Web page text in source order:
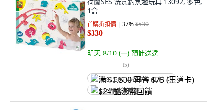
1盒
首購折扣價 37%$530
$330
明天 8/10 (一) 預計送達
(5)
满 $1,500 再省 $75 (王道卡)
$24 酷澎幣回饋